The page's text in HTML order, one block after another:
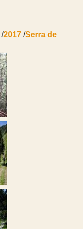
/2017 /Serra de